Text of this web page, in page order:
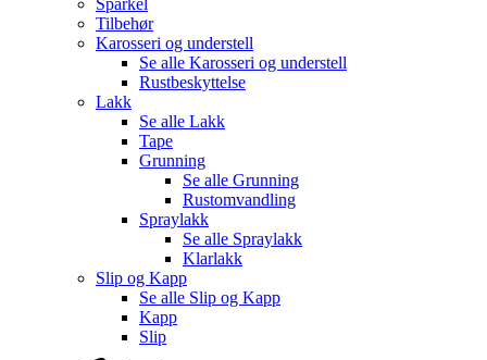
Tilbehør
Karosseri og understell
Se alle Karosseri og understell
Rustbeskyttelse
Lakk
Se alle Lakk
Tape
Grunning
Se alle Grunning
Rustomvandling
Spraylakk
Se alle Spraylakk
Klarlakk
Slip og Kapp
Se alle Slip og Kapp
Kapp
Slip